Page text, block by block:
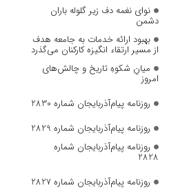
نوای نغمه دف زیر گلوله باران
دشمن
بهبود ارائه خدمات به جامعه هدف
از مسیر ارتقاء انگیزه کارکنان می‌گذرد
میانِ شکوهِ تاریخ و چالش‌های
امروز
روزنامه پیام‌آذربایجان شماره 2830
روزنامه پیام‌آذربایجان شماره 2829
روزنامه پیام‌آذربایجان شماره
2828
روزنامه پیام‌آذربایجان شماره 2827